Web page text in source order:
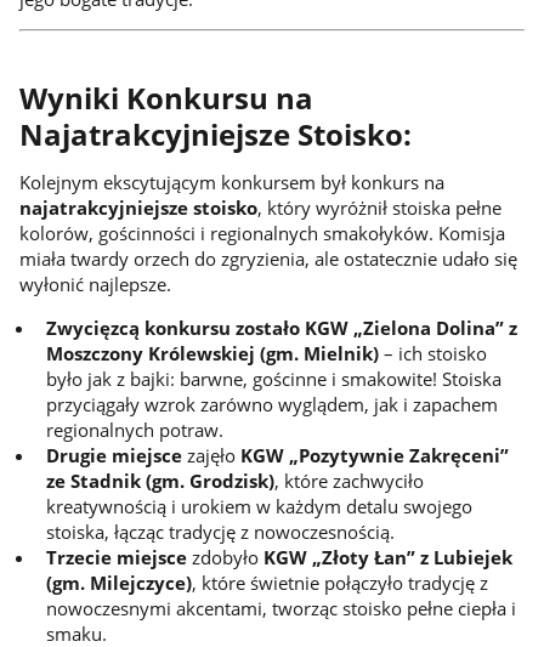
Wyniki Konkursu na
Najatrakcyjniejsze Stoisko:
Kolejnym ekscytującym konkursem był konkurs na
najatrakcyjniejsze stoisko, który wyróżnił stoiska pełne
kolorów, gościnności i regionalnych smakołyków. Komisja
miała twardy orzech do zgryzienia, ale ostatecznie udało się
wyłonić najlepsze.
Zwycięzcą konkursu zostało KGW „Zielona Dolina” z
Moszczony Królewskiej (gm. Mielnik)– ich stoisko
było jak z bajki: barwne, gościnne i smakowite! Stoiska
przyciągały wzrok zarówno wyglądem, jak i zapachem
regionalnych potraw.
Drugie miejscezajęło KGW „Pozytywnie Zakręceni”
ze Stadnik (gm. Grodzisk), które zachwyciło
kreatywnością i urokiem w każdym detalu swojego
stoiska, łącząc tradycję z nowoczesnością.
Trzecie miejscezdobyło KGW „Złoty Łan” z Lubiejek
(gm. Milejczyce), które świetnie połączyło tradycję z
nowoczesnymi akcentami, tworząc stoisko pełne ciepła i
smaku.